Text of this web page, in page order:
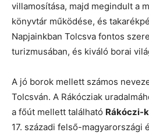
villamosítása, majd megindult a
könyvtár működése, és
Napjainkban Tolcsva fontos
turizmusában, és kiváló borai
A jó borok mellett számos
Tolcsván. A Rákócziak
a főút mellett található Rákóczi-
17. századi felső-magyarországi